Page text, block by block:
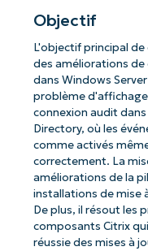
Objectif
L'objectif principal
des améliorations
dans Windows
problème
connexion audit
Directory, où les
comme activés
correctement. La
améliorations de la
installations de mise
De plus, il résout les
composants Citrix
réussie des mises à